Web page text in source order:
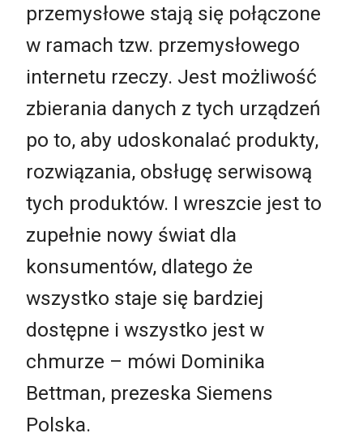
przemysłowe stają się połączone
w ramach tzw. przemysłowego
internetu rzeczy. Jest możliwość
zbierania danych z tych urządzeń
po to, aby udoskonalać produkty,
rozwiązania, obsługę serwisową
tych produktów. I wreszcie jest to
zupełnie nowy świat dla
konsumentów, dlatego że
wszystko staje się bardziej
dostępne i wszystko jest w
chmurze – mówi Dominika
Bettman, prezeska Siemens
Polska.